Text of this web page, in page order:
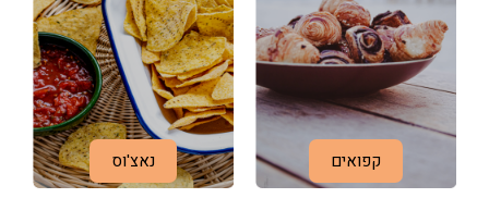
קפואים נאצ'וס